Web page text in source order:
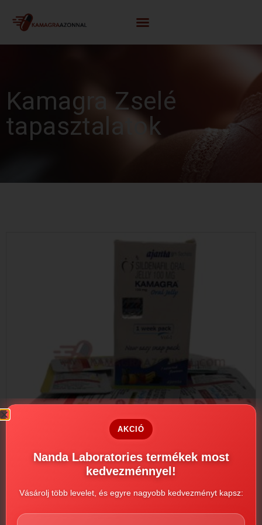
Kamagra Zselé
tapasztalatok
AKCIÓ
Nanda Laboratories termékek most
kedvezménnyel!
Vásárolj több levelet, és egyre nagyobb kedvezményt kapsz: